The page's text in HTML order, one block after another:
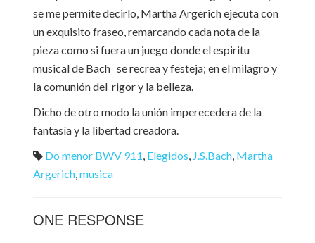
se me permite decirlo, Martha Argerich ejecuta con
un exquisito fraseo, remarcando cada nota de la
pieza como si fuera un juego donde el espiritu
musical de Bach se recrea y festeja; en el milagro y
la comunión del rigor y la belleza.
Dicho de otro modo la unión imperecedera de la
fantasía y la libertad creadora.
Do menor BWV 911, Elegidos, J.S.Bach, Martha
Argerich,musica
ONE RESPONSE